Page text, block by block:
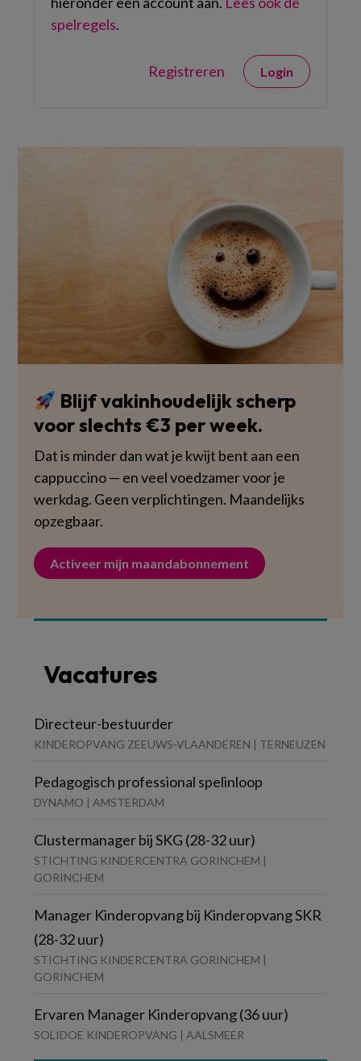
spelregels.
Registreren Login
Blijf vakinhoudelijk scherp
voor slechts €3 per week.
Dat is minder dan wat je kwijt bent aan een
cappuccino — en veel voedzamer voor je
werkdag. Geen verplichtingen. Maandelijks
opzegbaar.
Activeer mijn maandabonnement
Vacatures
Directeur-bestuurder
KINDEROPVANG ZEEUWS-VLAANDEREN | TERNEUZEN
Pedagogisch professional spelinloop
DYNAMO | AMSTERDAM
Clustermanager bij SKG (28-32 uur)
STICHTING KINDERCENTRA GORINCHEM |
GORINCHEM
Manager Kinderopvang bij Kinderopvang SKR
(28-32 uur)
STICHTING KINDERCENTRA GORINCHEM |
GORINCHEM
Ervaren Manager Kinderopvang (36 uur)
SOLIDOE KINDEROPVANG | AALSMEER